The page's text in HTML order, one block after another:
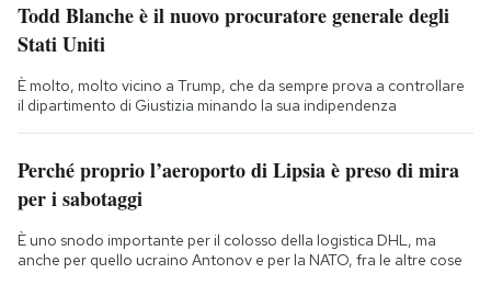
Todd Blanche è il nuovo procuratore generale degli
Stati Uniti
È molto, molto vicino a Trump, che da sempre prova a controllare
il dipartimento di Giustizia minando la sua indipendenza
Perché proprio l’aeroporto di Lipsia è preso di mira
per i sabotaggi
È uno snodo importante per il colosso della logistica DHL, ma
anche per quello ucraino Antonov e per la NATO, fra le altre cose